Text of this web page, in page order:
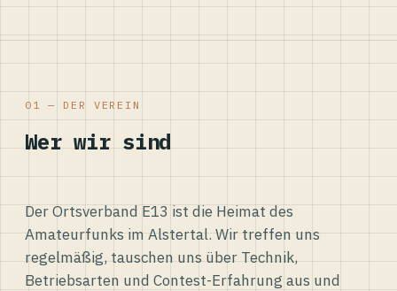
01 — DER VEREIN
Wer wir sind
Der Ortsverband E13 ist die Heimat des
Amateurfunks im Alstertal. Wir treffen uns
regelmäßig, tauschen uns über Technik,
Betriebsarten und Contest-Erfahrung aus und